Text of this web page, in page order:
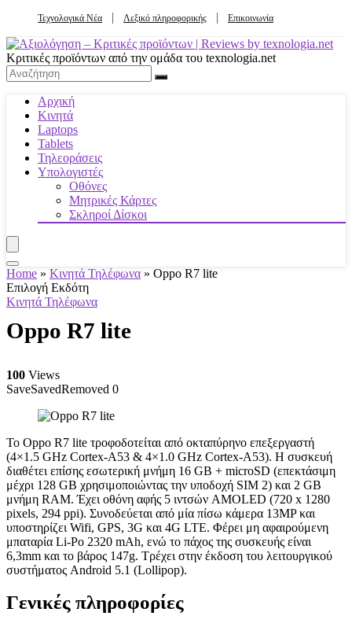
Τεχνολογικά Νέα Λεξικό πληροφορικής Επικοινωνία
Κριτικές προϊόντων από την ομάδα του texnologia.net
Αρχική
Κινητά
Laptops
Tablets
Τηλεοράσεις
Υπολογιστές
Οθόνες
Μητρικές Κάρτες
Σκληροί Δίσκοι
Home » Κινητά Τηλέφωνα » Oppo R7 lite
Επιλογή Εκδότη
Κινητά Τηλέφωνα
Oppo R7 lite
100 Views
SaveSavedRemoved 0
Το Oppo R7 lite τροφοδοτείται από οκταπύρηνο επεξεργαστή
(4×1.5 GHz Cortex-A53 & 4×1.0 GHz Cortex-A53). Η συσκευή
διαθέτει επίσης εσωτερική μνήμη 16 GB + microSD (επεκτάσιμη
μέχρι 128 GB χρησιμοποιώντας την υποδοχή SIM 2) και 2 GB
μνήμη RAM. Έχει οθόνη αφής 5 ιντσών AMOLED (720 x 1280
pixels, 294 ppi). Συνοδεύεται από μία πίσω κάμερα 13MP και
υποστηρίζει Wifi, GPS, 3G και 4G LTE. Φέρει μη αφαιρούμενη
μπαταρία Li-Po 2320 mAh, ενώ το πάχος της συσκευής είναι
6,3mm και το βάρος 147g. Τρέχει στην έκδοση του λειτουργικού
συστήματος Android 5.1 (Lollipop).
Γενικές πληροφορίες